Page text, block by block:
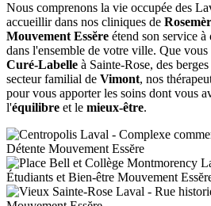
Nous comprenons la vie occupée des
accueillir dans nos cliniques de
Mouvement Essĕre étend son service à
dans l'ensemble de votre ville. Que
Curé-Labelle à Sainte-Rose, des berges
secteur familial de Vimont, nos
pour vous apporter les soins dont vous
l'équilibre et le mieux-être.